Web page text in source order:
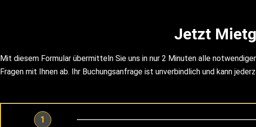
Jetzt
Mit diesem Formular übermitteln Sie uns in nur 2 Minuten alle
Fragen mit Ihnen ab. Ihr Buchungsanfrage ist unverbindlich und kann
1